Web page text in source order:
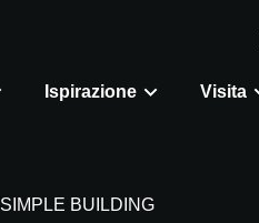
Ispirazione Visita
SIMPLE BUILDING